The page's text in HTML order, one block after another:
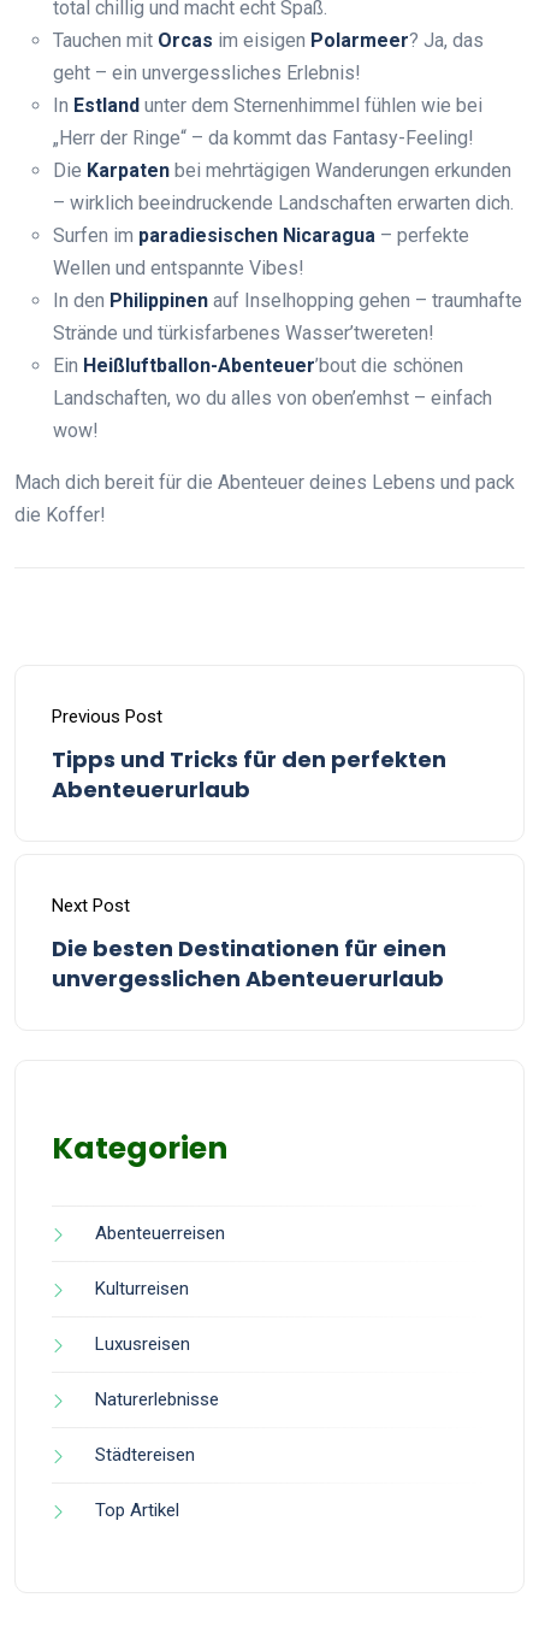
total chillig und macht echt Spaß.
Tauchen mit Orcas im eisigen Polarmeer? Ja, das
geht – ein unvergessliches Erlebnis!
In Estland unter dem Sternenhimmel fühlen wie bei
„Herr der Ringe“ – da kommt das Fantasy-Feeling!
Die Karpaten bei mehrtägigen Wanderungen erkunden
– wirklich beeindruckende Landschaften erwarten dich.
Surfen im paradiesischen Nicaragua – perfekte
Wellen und entspannte Vibes!
In den Philippinen auf Inselhopping gehen – traumhafte
Strände und türkisfarbenes Wasser’twereten!
Ein Heißluftballon-Abenteuer’bout die schönen
Landschaften, wo du alles von oben’emhst – einfach
wow!
Mach dich bereit für die Abenteuer deines Lebens und pack
die Koffer!
Previous Post
Tipps und Tricks für den perfekten
Abenteuerurlaub
Next Post
Die besten Destinationen für einen
unvergesslichen Abenteuerurlaub
Kategorien
Abenteuerreisen
Kulturreisen
Luxusreisen
Naturerlebnisse
Städtereisen
Top Artikel